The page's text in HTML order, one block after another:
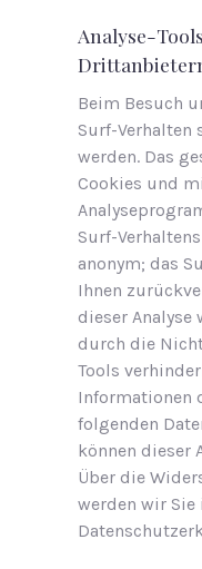
Analyse-
Beim Besuch
Surf-
werden. Das
Cookies und
Surf-
anonym; das
Ihnen
dieser Analyse
durch die
Tools
Informationen
folgenden
können dieser
Über die
werden wir Sie